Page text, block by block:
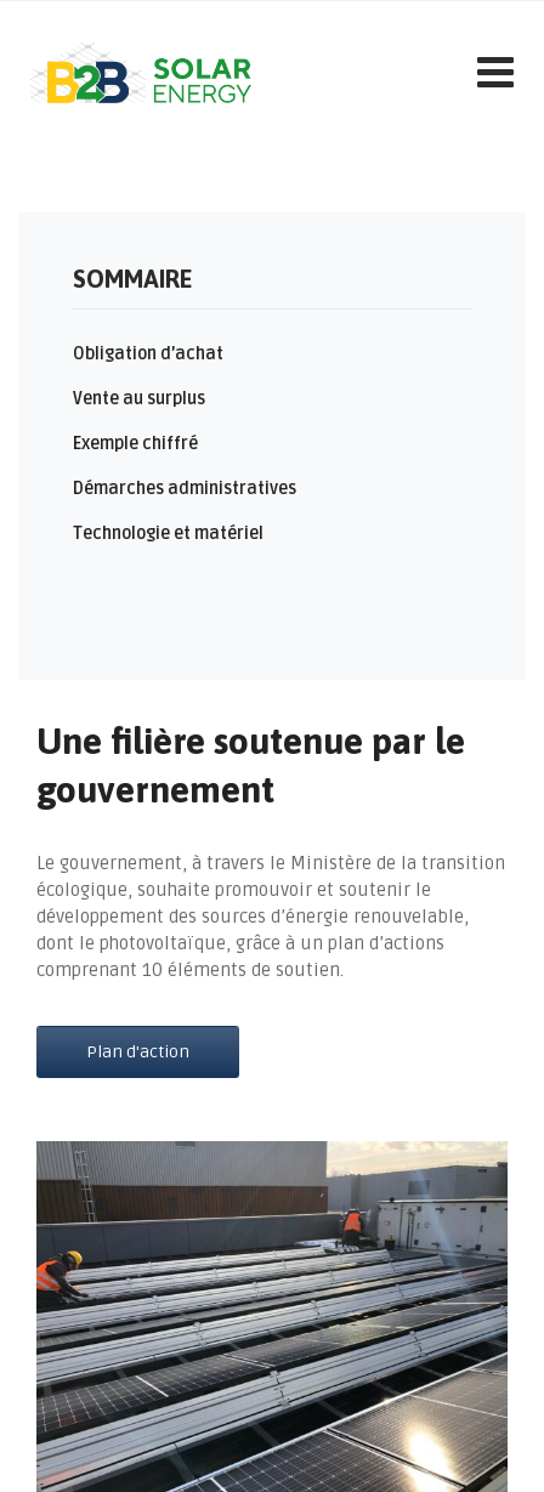
content
SOMMAIRE
Obligation d’achat
Vente au surplus
Exemple chiffré
Démarches administratives
Technologie et matériel
Une filière soutenue par le
gouvernement
Le gouvernement, à travers le Ministère de la transition
écologique, souhaite promouvoir et soutenir le
développement des sources d’énergie renouvelable,
dont le photovoltaïque, grâce à un plan d’actions
comprenant 10 éléments de soutien.
Plan d'action